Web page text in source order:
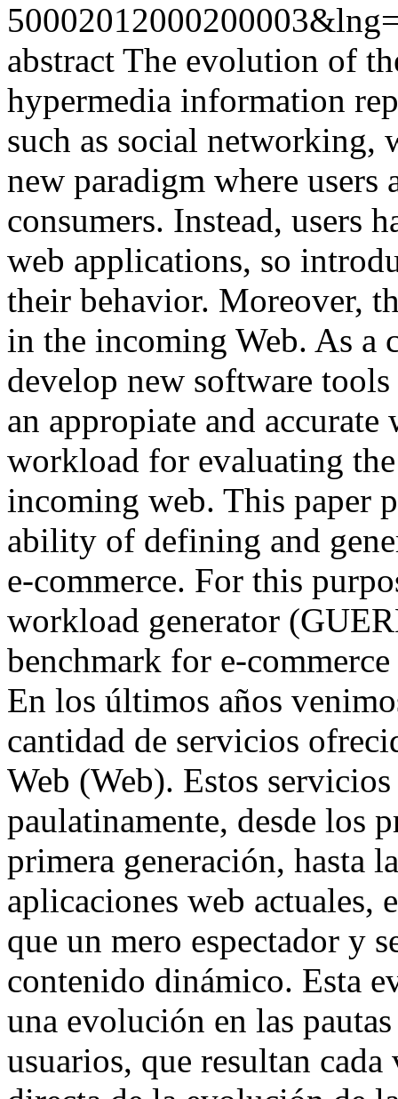
abstract The evolution of
hypermedia information
such as social networking,
new paradigm where users
consumers. Instead, users
web applications, so
their behavior. Moreover,
in the incoming Web. As a
develop new software
an appropiate and
workload for evaluating
incoming web. This paper
ability of defining and
e-commerce. For this
workload generator
benchmark for e-
En los últimos años
cantidad de servicios
Web (Web). Estos
paulatinamente, desde los
primera generación, hasta
aplicaciones web actuales,
que un mero espectador y
contenido dinámico. Esta
una evolución en las
usuarios, que resultan